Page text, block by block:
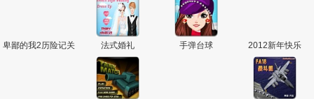
卑鄙的我2历险记关
法式婚礼 手弹台球 2012新年快乐